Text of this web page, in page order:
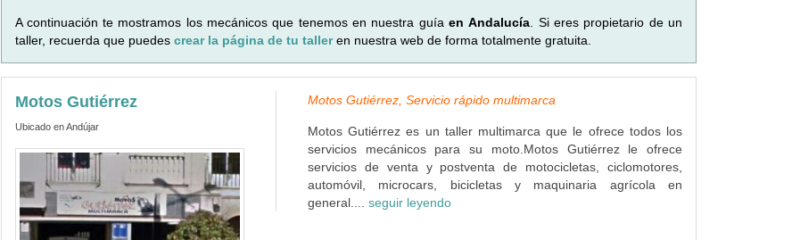
A continuación te mostramos los mecánicos que tenemos en nuestra guíaen Andalucía . Si eres propietario de un
taller, recuerda que puedes crear la página de tu talleren nuestra web de forma totalmente gratuita.
Motos Gutiérrez
Ubicado en Andújar
Motos Gutiérrez, Servicio rápido multimarca
Motos Gutiérrez es un taller multimarca que le ofrece todos los
servicios mecánicos para su moto.Motos Gutiérrez le ofrece
servicios de venta y postventa de motocicletas, ciclomotores,
automóvil, microcars, bicicletas y maquinaria agrícola en
general.... seguir leyendo